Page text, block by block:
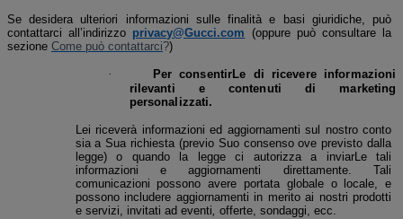
Se desidera ulteriori informazioni sulle finalità e basi giuridiche, può
contattarci all’indirizzo privacy@Gucci.com
(oppure può consultare la
sezione Come può contattarci?)
·
Per consentirLe di ricevere informazioni
rilevanti e contenuti di marketing
personalizzati.
Lei riceverà informazioni ed aggiornamenti sul nostro conto
sia a Sua richiesta (previo Suo consenso ove previsto dalla
legge) o quando la legge ci autorizza a inviarLe tali
informazioni e aggiornamenti direttamente. Tali
comunicazioni possono avere portata globale o locale, e
possono includere aggiornamenti in merito ai nostri prodotti
e servizi, invitati ad eventi, offerte, sondaggi, ecc.